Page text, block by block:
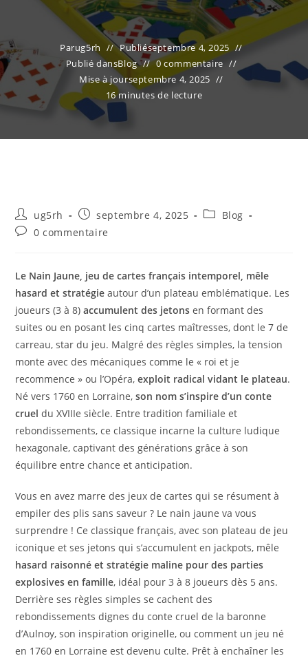
Parug5rh Publiéseptembre 4, 2025
Publié dansBlog
0 commentaire
Mise à jourseptembre 4, 2025
16 minutes de lecture
Auteur/autrice
de
la
ug5rh
Publication
publiée :
septembre 4, 2025
PostBlog
Commentaires
publication :
0 commentaire
Le Nain Jaune, jeu de cartes français intemporel, mêle
hasard et stratégie autour d’un plateau emblématique. Les
joueurs (3 à 8)accumulent des jetons en formant des
suites ou en posant les cinq cartes maîtresses, dont le 7 de
carreau, star du jeu. Malgré des règles simples, la tension
monte avec des mécaniques comme le « roi et je
recommence » ou l’Opéra,exploit radical vidant le plateau.
Né vers 1760 en Lorraine,son nom s’inspire d’un conte
cruel du XVIIIe siècle. Entre tradition familiale et
rebondissements, ce classique incarne la culture ludique
hexagonale, captivant des générations grâce à son
équilibre entre chance et anticipation.
Vous en avez marre des jeux de cartes qui se résument à
empiler des plis sans saveur ? Le nain jaune va vous
surprendre ! Ce classique français, avec son plateau de jeu
iconique et ses jetons qui s’accumulent en jackpots, mêle
hasard raisonné et stratégie maline pour des parties
explosives en famille, idéal pour 3 à 8 joueurs dès 5 ans.
Derrière ses règles simples se cachent des
rebondissements dignes du conte cruel de la baronne
d’Aulnoy, son inspiration originelle, ou comment un jeu né
en 1760 en Lorraine est devenu culte. Prêt à enchaîner les